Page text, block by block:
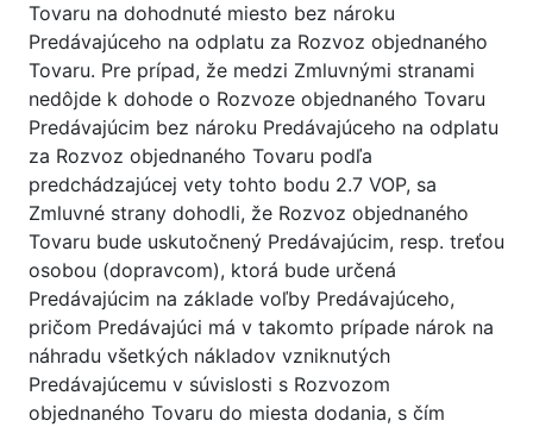
Tovaru na dohodnuté miesto bez nároku
Predávajúceho na odplatu za Rozvoz objednaného
Tovaru. Pre prípad, že medzi Zmluvnými stranami
nedôjde k dohode o Rozvoze objednaného Tovaru
Predávajúcim bez nároku Predávajúceho na odplatu
za Rozvoz objednaného Tovaru podľa
predchádzajúcej vety tohto bodu 2.7 VOP, sa
Zmluvné strany dohodli, že Rozvoz objednaného
Tovaru bude uskutočnený Predávajúcim, resp. treťou
osobou (dopravcom), ktorá bude určená
Predávajúcim na základe voľby Predávajúceho,
pričom Predávajúci má v takomto prípade nárok na
náhradu všetkých nákladov vzniknutých
Predávajúcemu v súvislosti s Rozvozom
objednaného Tovaru do miesta dodania, s čím